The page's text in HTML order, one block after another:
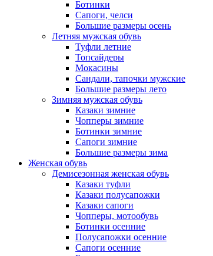
Ботинки
Сапоги, челси
Большие размеры осень
Летняя мужская обувь
Туфли летние
Топсайдеры
Мокасины
Сандали, тапочки мужские
Большие размеры лето
Зимняя мужская обувь
Казаки зимние
Чопперы зимние
Ботинки зимние
Сапоги зимние
Большие размеры зима
Женская обувь
Демисезонная женская обувь
Казаки туфли
Казаки полусапожки
Казаки сапоги
Чопперы, мотообувь
Ботинки осенние
Полусапожки осенние
Сапоги осенние